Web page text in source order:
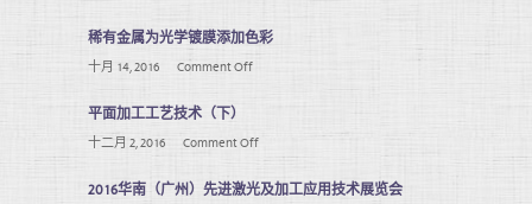
稀有金属为光学镀膜添加色彩
十月 14, 2016 Comment Off
平面加工工艺技术（下）
十二月 2, 2016 Comment Off
2016华南（广州）先进激光及加工应用技术展览会